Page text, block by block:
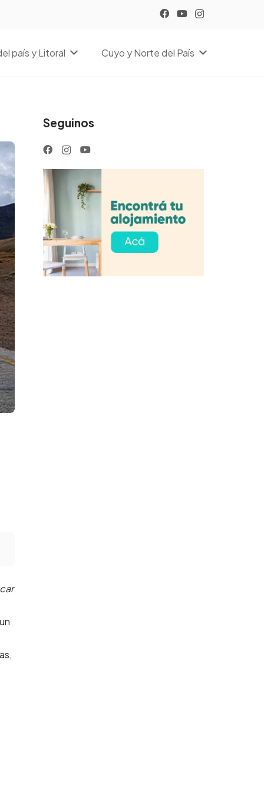
país y Litoral Cuyo y Norte del País
Seguinos